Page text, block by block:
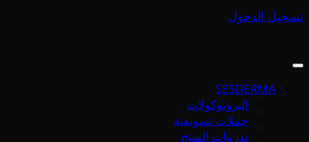
تسجيل الدخول
SESDERMA
البروتوكولات
حملات تسويقية
تدريبات المنتج